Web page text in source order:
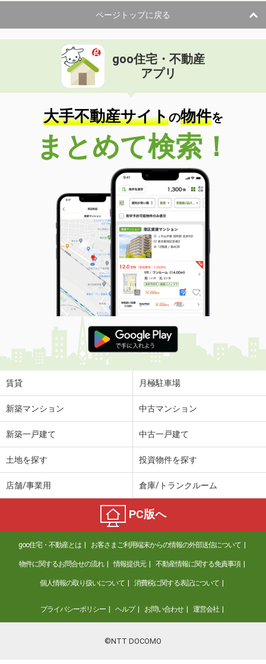
用途地域
１種低層
愛知県豊田市桝塚西町南山
価 格
1,900万円
住 所
土地面積 142.74m²
愛知県豊田市桝塚西町南山
1,700万円
愛知県豊田市桝塚西町南山
用途地域 ２種中高
土地面積
132.05m²
愛知県豊田市市木町谷耳太
価 格
1,680万円
住 所
愛知県豊田市市木町谷耳太
用途地域
１種低層
土地面積 170.11m²
愛知県豊田市市木町谷耳太
価 格
1,680万円
住 所
愛知県豊田市市木町谷耳太
用途地域 １種低層
170.11m²
愛知県春日井市熊野町
2,212万円
住 所
愛知県春日井市熊野町
１種中高
土地面積 228.4m²
愛知県津島市南本町７
398万円
住 所
愛知県津島市南本町７
土地面積
182m²
無指定
ページトップに戻る
goo住宅・不動産
アプリ
大手不動産サイトの物件を
まとめて検索！
賃貸 月極駐車場
新築マンション 中古マンション
新築一戸建て 中古一戸建て
土地を探す 投資物件を探す
店舗/事業用 倉庫/トランクルーム
PC版へ
goo住宅・不動産とは お客さまご利用端末からの情報の外部送信について
物件に関するお問合せの流れ 情報提供元 不動産情報に関する免責事項
個人情報の取り扱いについて 消費税に関する表記について
プライバシーポリシー ヘルプ お問い合わせ 運営会社
©NTT DOCOMO